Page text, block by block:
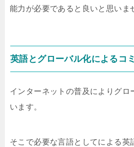
能力が必要であると良いと思いま
英語とグローバル化によるコ
インターネットの普及によりグロ
います。
そこで必要な言語としてによる英